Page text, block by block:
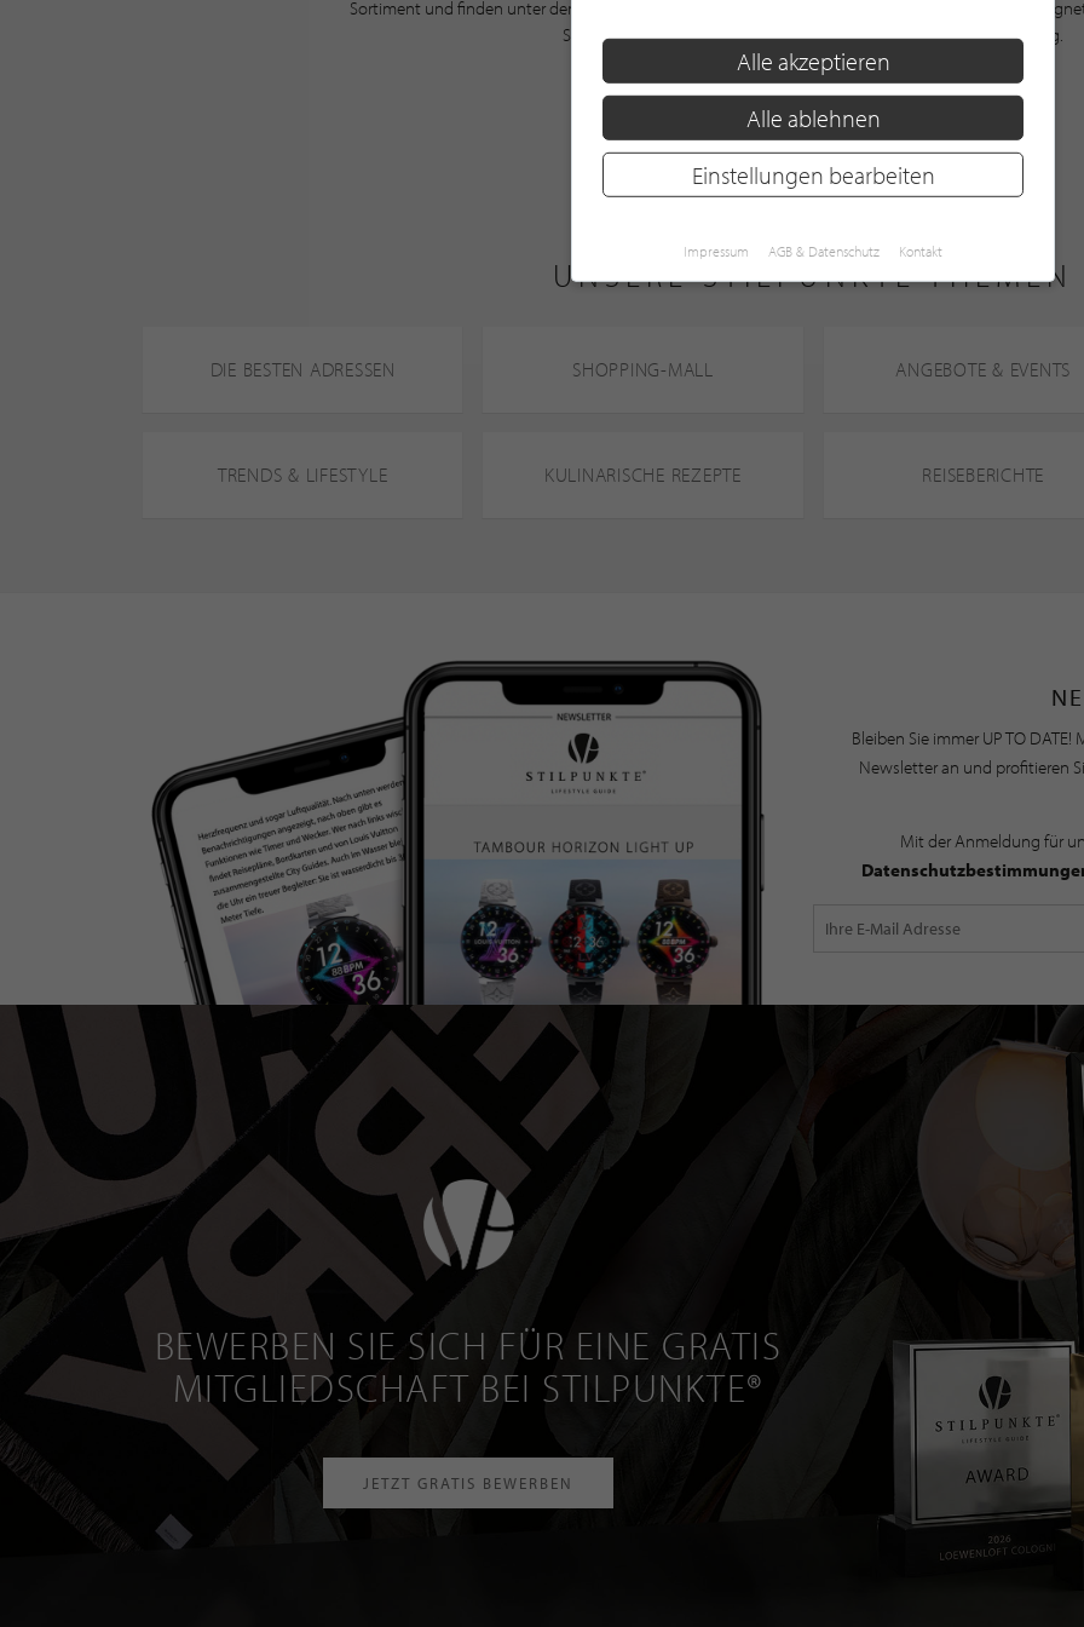
Sortiment und finden unter dem großen Angebot das richtige für Sie. Vom Golfoutfit über den
Schuhen: In den Shops unserer Golfclubs werden Sie sicherlich fündig.
UNSERE STILPUNKTE THEMEN
DIE BESTEN ADRESSEN SHOPPING-MALL ANGEBOTE & EVENTS
TRENDS & LIFESTYLE KULINARISCHE REZEPTE REISEBERICHTE
Bleiben Sie immer UP TO DATE!
Newsletter an und profitieren
Mit der Anmeldung für
BEWERBEN SIE SICH FÜR EINE GRATIS
MITGLIEDSCHAFT BEI STILPUNKTE®
JETZT GRATIS BEWERBEN
Alle akzeptieren
Alle ablehnen
Einstellungen bearbeiten
Impressum AGB & Datenschutz Kontakt